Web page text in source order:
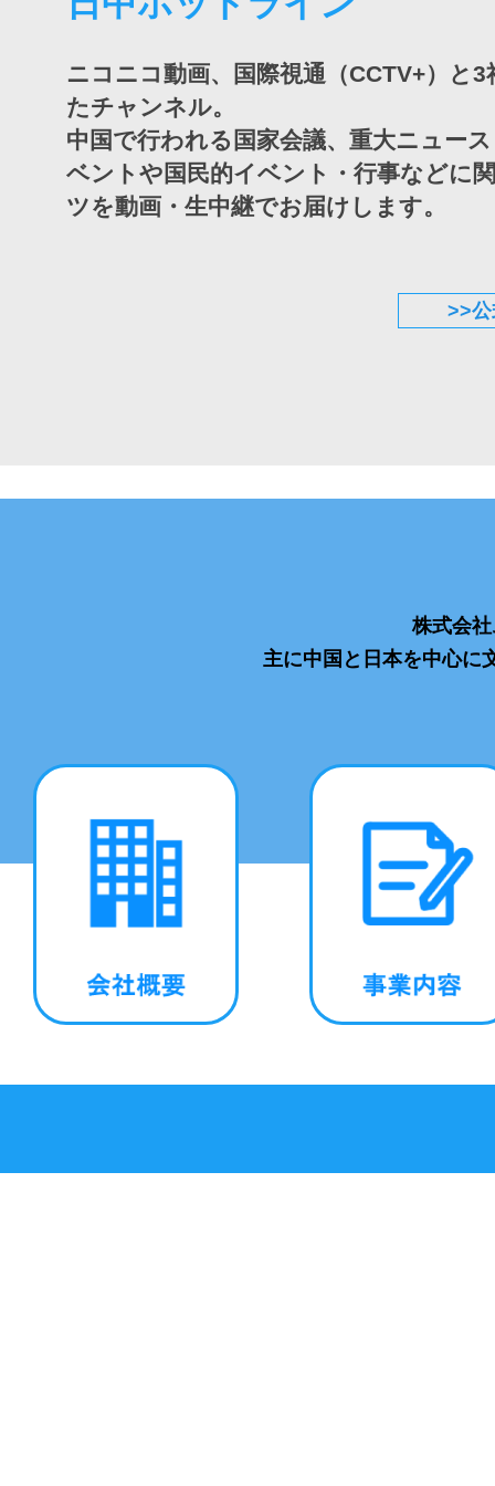
ニコニコ動画、国際視通（CCTV+）と3
たチャンネル。
中国で行われる国家会議、重大ニュー
ベントや国民的イベント・行事などに
ツを動画・生中継でお届けします。
>>
株式会
主に中国と日本を中心に